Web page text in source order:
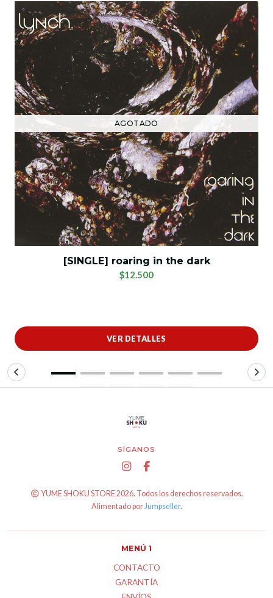
AGOTADO
[SINGLE] roaring in the dark
$12.500
VER DETALLES
SÍGANOS
YUME SHOKU STORE 2026. Todos los derechos reservados.
Alimentado por Jumpseller.
MENÚ 1
CONTACTO
GARANTÍA